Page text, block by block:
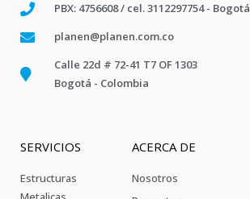
PBX: 4756608 / cel. 3112297754 - Bogotá
planen@planen.com.co
Calle 22d # 72-41 T7 OF 1303
Bogotá - Colombia
SERVICIOS
Estructuras
ACERCA DE
Nosotros